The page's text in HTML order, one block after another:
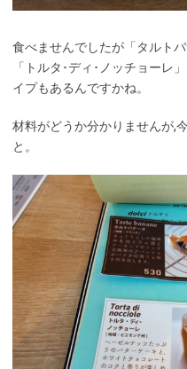
食べませんでしたが「タルト
「トルタ･ディ･ノッチョーレ
イプもあるんですかね。
材料がどうか分かりませんが,
と。